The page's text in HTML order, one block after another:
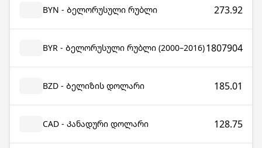
BYN - Ბელორუსული რუბლი 273.92
BYR - Ბელორუსული რუბლი (2000–2016)1807904
BZD - Ბელიზის დოლარი 185.01
CAD - Კანადური დოლარი 128.75